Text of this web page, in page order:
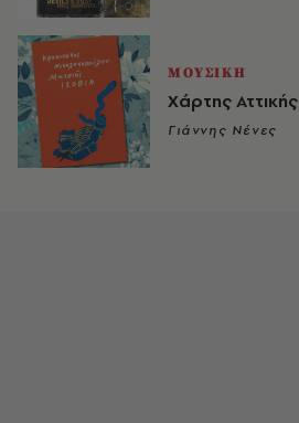
ΜΟΥΣΙΚΗ
Χάρτης Αττικής
Γιάννης Νένες